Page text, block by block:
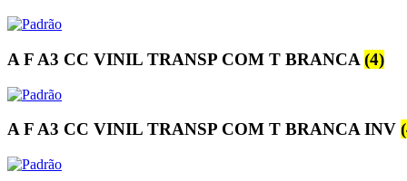
A F A3 CC VINIL TRANSP COM T BRANCA (4)
A F A3 CC VINIL TRANSP COM T BRANCA INV